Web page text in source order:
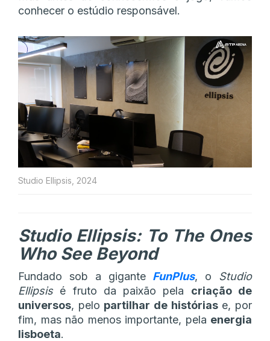
conhecer o estúdio responsável.
Studio Ellipsis, 2024
Studio Ellipsis: To The Ones
Who See Beyond
Fundado sob a gigante FunPlus, o Studio
Ellipsisé fruto da paixão pela criação de
universos, pelo partilhar de históriase, por
fim, mas não menos importante, pela energia
lisboeta.